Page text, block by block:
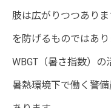
肢は広がりつつあり
を防げるものではあ
WBGT（暑さ指数）の
暑熱環境下で働く警